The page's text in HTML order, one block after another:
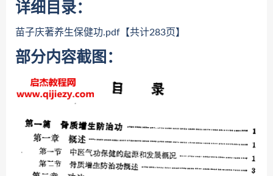
详细目录：
苗子庆著养生保健功.pdf【共计283页】
部分内容截图：